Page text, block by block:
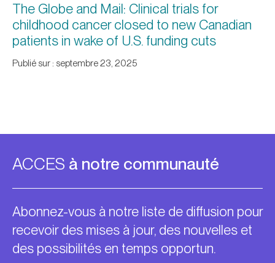
The Globe and Mail: Clinical trials for
childhood cancer closed to new Canadian
patients in wake of U.S. funding cuts
Publié sur : septembre 23, 2025
ACCES à notre communauté
Abonnez-vous à notre liste de diffusion pour
recevoir des mises à jour, des nouvelles et
des possibilités en temps opportun.